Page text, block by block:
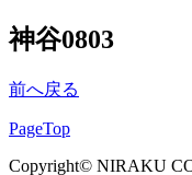
神谷0803
前へ戻る
PageTop
Copyright© NIRAKU